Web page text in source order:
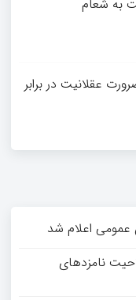
به شعام
عقلانیت در برابر
عمومی اعلام شد
نامزدهای